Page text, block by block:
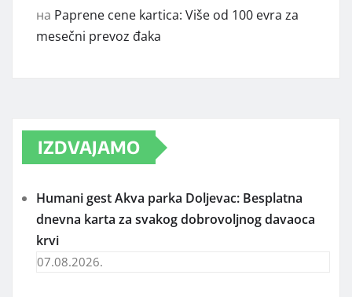
на Paprene cene kartica: Više od 100 evra za
mesečni prevoz đaka
IZDVAJAMO
Humani gest Akva parka Doljevac: Besplatna
dnevna karta za svakog dobrovoljnog davaoca
krvi
07.08.2026.